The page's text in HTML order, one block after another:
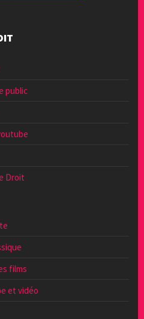
public
Droit
films
et vidéo